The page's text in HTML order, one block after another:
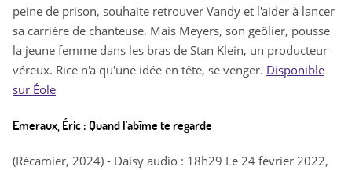
peine de prison, souhaite retrouver Vandy et l'aider à lancer
sa carrière de chanteuse. Mais Meyers, son geôlier, pousse
la jeune femme dans les bras de Stan Klein, un producteur
véreux. Rice n'a qu'une idée en tête, se venger. Disponible
sur Éole
Emeraux, Éric : Quand l'abîme te regarde
(Récamier, 2024) - Daisy audio : 18h29 Le 24 février 2022,